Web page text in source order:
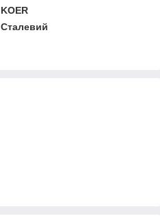
KOER
Сталевий